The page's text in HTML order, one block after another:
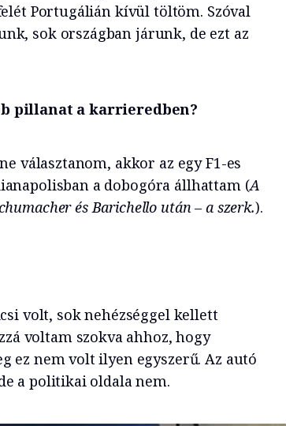
Portugálián kívül töltöm. Szóval
sok országban járunk, de ezt az
pillanat a karrieredben?
választanom, akkor az egy F1-es
a dobogóra állhattam (A
és Barichello után – a szerk.).
volt, sok nehézséggel kellett
voltam szokva ahhoz, hogy
ez nem volt ilyen egyszerű. Az autó
a politikai oldala nem.